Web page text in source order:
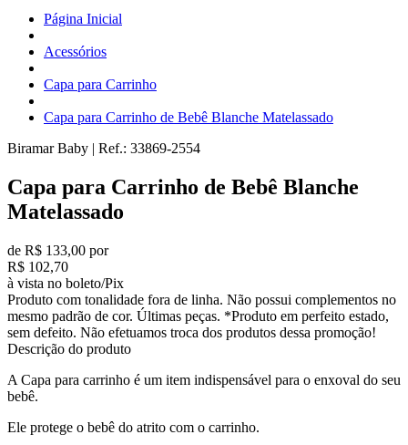
Página Inicial
Acessórios
Capa para Carrinho
Capa para Carrinho de Bebê Blanche Matelassado
Biramar Baby | Ref.: 33869-2554
Capa para Carrinho de Bebê Blanche
Matelassado
de R$ 133,00 por
R$ 102,70
à vista no boleto/Pix
Produto com tonalidade fora de linha. Não possui complementos no
mesmo padrão de cor. Últimas peças. *Produto em perfeito estado,
sem defeito. Não efetuamos troca dos produtos dessa promoção!
Descrição do produto
A Capa para carrinho é um item indispensável para o enxoval do seu
bebê.
Ele protege o bebê do atrito com o carrinho.